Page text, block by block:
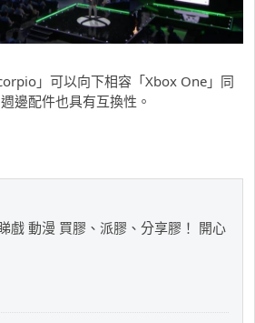
」可以向下相容「Xbox One」同
邊配件也具有互換性。
戲 動漫 買膠、派膠、分享膠！ 開心